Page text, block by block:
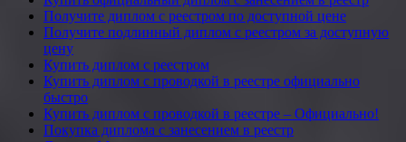
Получите диплом с реестром по доступной цене
Получите подлинный диплом с реестром за доступную
цену
Купить диплом с реестром
Купить диплом с проводкой в реестре официально
быстро
Купить диплом с проводкой в реестре – Официально!
Покупка диплома с занесением в реестр